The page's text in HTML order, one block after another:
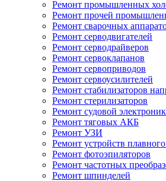
Ремонт промышленных
Ремонт прочей
Ремонт сварочных
Ремонт серводвигателей
Ремонт серводрайверов
Ремонт сервоклапанов
Ремонт сервоприводов
Ремонт сервоусилителей
Ремонт стабилизаторов
Ремонт стерилизаторов
Ремонт судовой
Ремонт тяговых АКБ
Ремонт УЗИ
Ремонт устройств
Ремонт фотоэпиляторов
Ремонт частотных
Ремонт шпинделей